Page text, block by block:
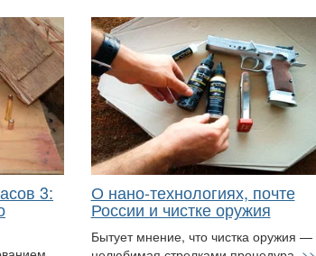
3: О нано-технологиях, почте
России и чистке оружия
Бытует мнение, что чистка оружия —